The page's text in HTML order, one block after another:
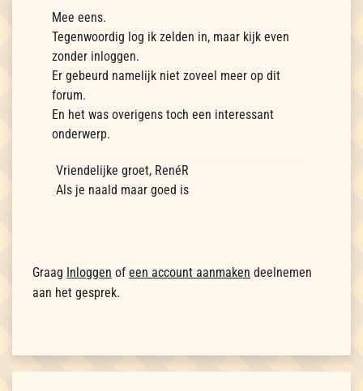
Mee eens.
Tegenwoordig log ik zelden in, maar kijk even
zonder inloggen.
Er gebeurd namelijk niet zoveel meer op dit
forum.
En het was overigens toch een interessant
onderwerp.
Vriendelijke groet, RenéR
Als je naald maar goed is
Graag Inloggen of een account aanmaken deelnemen
aan het gesprek.